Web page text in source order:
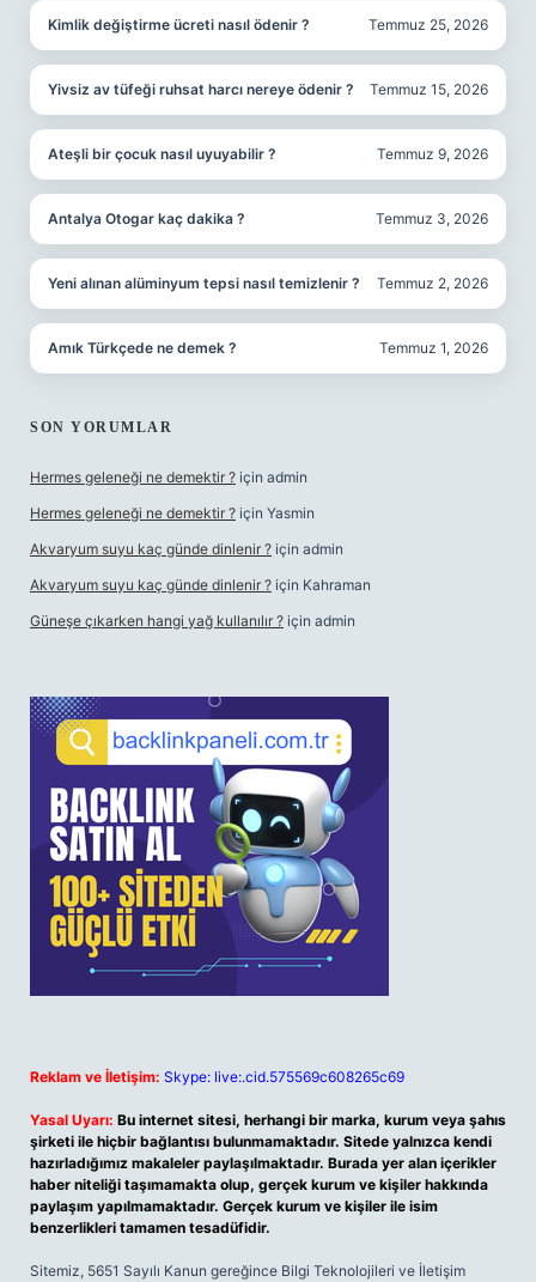
Kimlik değiştirme ücreti nasıl ödenir ? Temmuz 25, 2026
Yivsiz av tüfeği ruhsat harcı nereye ödenir ? Temmuz 15, 2026
Ateşli bir çocuk nasıl uyuyabilir ? Temmuz 9, 2026
Antalya Otogar kaç dakika ? Temmuz 3, 2026
Yeni alınan alüminyum tepsi nasıl temizlenir ? Temmuz 2, 2026
Amık Türkçede ne demek ? Temmuz 1, 2026
SON YORUMLAR
Hermes geleneği ne demektir ? için admin
Hermes geleneği ne demektir ? için Yasmin
Akvaryum suyu kaç günde dinlenir ? için admin
Akvaryum suyu kaç günde dinlenir ? için Kahraman
Güneşe çıkarken hangi yağ kullanılır ? için admin
Reklam ve İletişim: Skype: live:.cid.575569c608265c69
Yasal Uyarı: Bu internet sitesi, herhangi bir marka, kurum veya şahıs
şirketi ile hiçbir bağlantısı bulunmamaktadır. Sitede yalnızca kendi
hazırladığımız makaleler paylaşılmaktadır. Burada yer alan içerikler
haber niteliği taşımamakta olup, gerçek kurum ve kişiler hakkında
paylaşım yapılmamaktadır. Gerçek kurum ve kişiler ile isim
benzerlikleri tamamen tesadüfidir.
Sitemiz, 5651 Sayılı Kanun gereğince Bilgi Teknolojileri ve İletişim